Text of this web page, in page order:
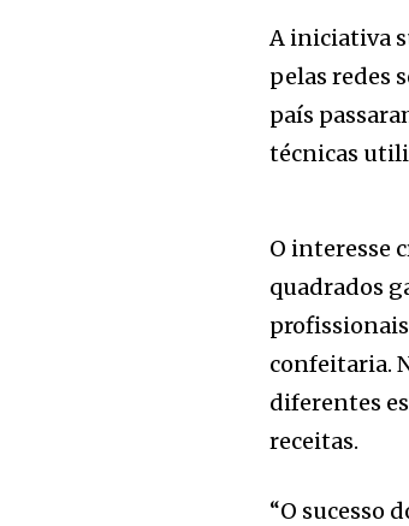
A iniciativa
pelas redes
país
técnicas
O interesse
quadrados
confeitaria.
diferentes
receitas.
“O sucesso